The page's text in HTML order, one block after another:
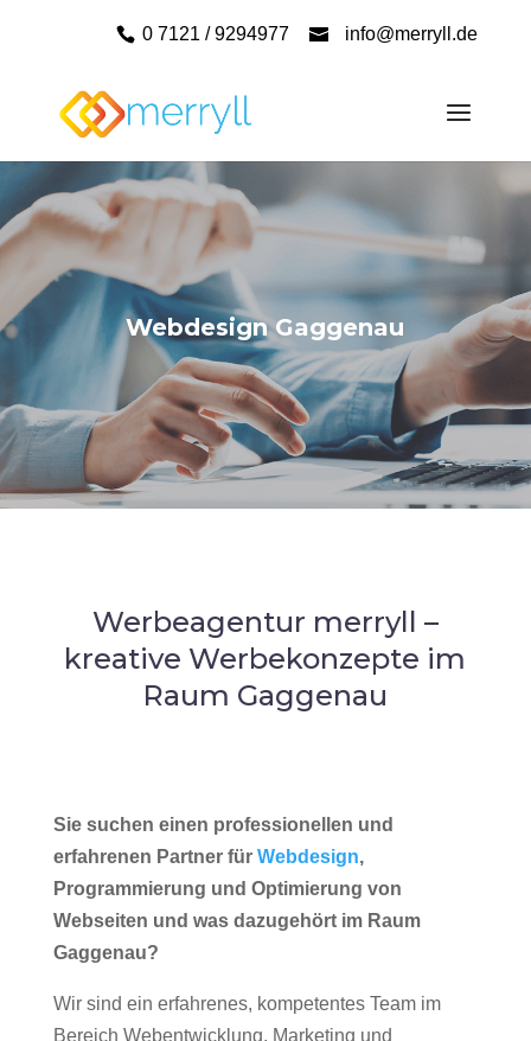
0 7121 / 9294977 info@merryll.de
Webdesign Gaggenau
Werbeagentur merryll –
kreative Werbekonzepte im
Raum Gaggenau
Sie suchen einen professionellen und
erfahrenen Partner für Webdesign,
Programmierung und Optimierung von
Webseiten und was dazugehört im Raum
Gaggenau?
Wir sind ein erfahrenes, kompetentes Team im
Bereich Webentwicklung, Marketing und